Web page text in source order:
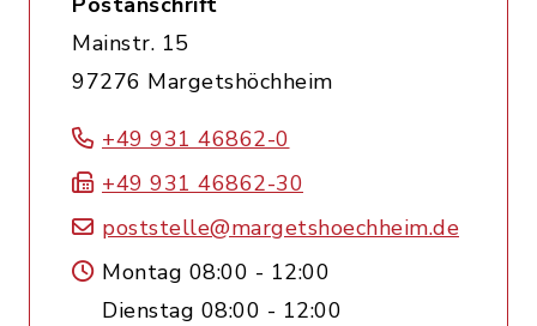
Mainstr. 15
97276 Margetshöchheim
+49 931 46862-0
+49 931 46862-30
poststelle@margetshoechheim.de
Montag 08:00 - 12:00
Dienstag 08:00 - 12:00